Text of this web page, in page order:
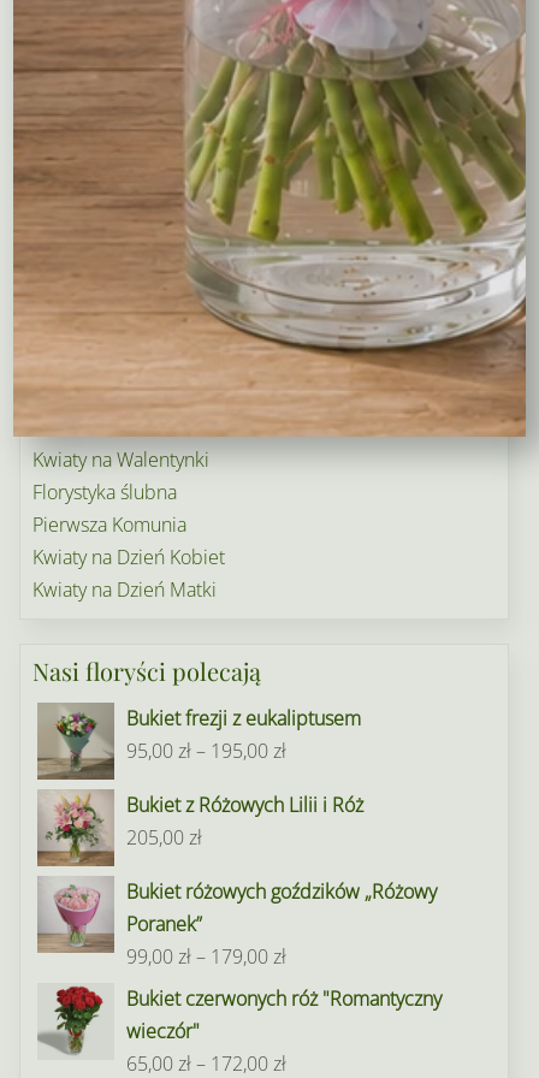
Kosze kwiatowe
Balony
Tulipany
Kosze upominkowe
Wianki na wieczory panieńskie i nie tylko…
Wielkanoc
Wieńce i wiązanki pogrzebowe
Dekoracje na groby
Ogródek i balkon
Narodziny dziecka
Rośliny doniczkowe
Boże Narodzenie
Kwiaty na Walentynki
Florystyka ślubna
Pierwsza Komunia
Kwiaty na Dzień Kobiet
Kwiaty na Dzień Matki
Nasi floryści polecają
Bukiet frezji z eukaliptusem
95,00zł– 195,00złZakres
od
do
Bukiet z Różowych Lilii i Róż
205,00zł
Bukiet różowych goździków „Różowy
Poranek”
99,00zł– 179,00złZakres
cen:
Bukiet czerwonych róż "Romantyczny
wieczór"
65,00zł– 172,00złZakres